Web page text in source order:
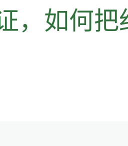
，如何把